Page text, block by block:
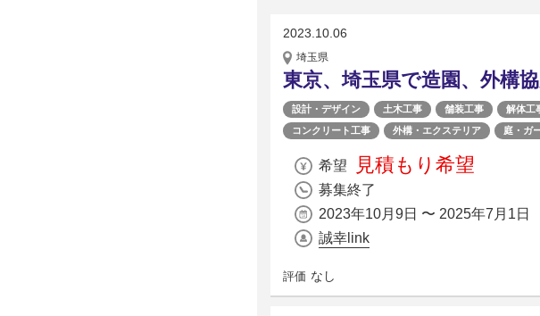
2023.10.06
埼玉県
東京、埼玉県で造園、外構
設計・デザイン 土木工事 舗装工事 解体工
コンクリート工事
外構・エクステリア 庭・ガ
希望 見積もり希望
募集終了
2023年10月9日 〜 2025年7月1日
誠幸link
評価 なし